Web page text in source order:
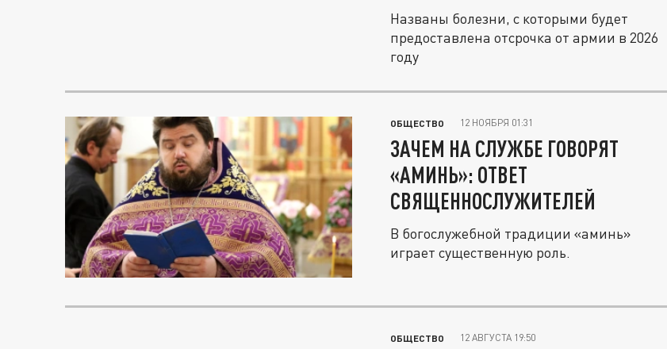
Названы болезни, с которыми будет
предоставлена отсрочка от армии в 2026
году
ОБЩЕСТВО 12 НОЯБРЯ 01:31
ЗАЧЕМ НА СЛУЖБЕ ГОВОРЯТ
«АМИНЬ»: ОТВЕТ
СВЯЩЕННОСЛУЖИТЕЛЕЙ
В богослужебной традиции «аминь»
играет существенную роль.
ОБЩЕСТВО 12 АВГУСТА 19:50